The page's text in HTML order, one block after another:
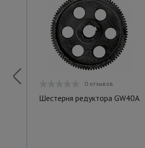
0 отзывов
Шестерня редуктора GW40A